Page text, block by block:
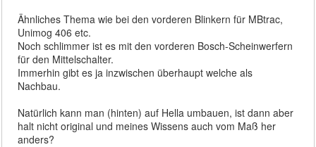
Ähnliches Thema wie bei den vorderen Blinkern für MBtrac,
Unimog 406 etc.
Noch schlimmer ist es mit den vorderen Bosch-Scheinwerfern
für den Mittelschalter.
Immerhin gibt es ja inzwischen überhaupt welche als
Nachbau.
Natürlich kann man (hinten) auf Hella umbauen, ist dann aber
halt nicht original und meines Wissens auch vom Maß her
anders?